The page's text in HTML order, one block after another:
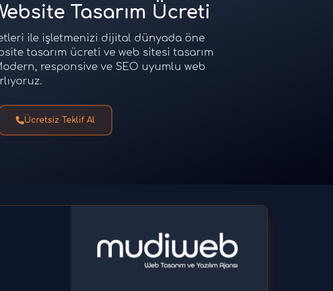
Tasarım Ücreti
ile işletmenizi dijital dünyada öne
tasarım ücreti ve web sitesi tasarım
responsive ve SEO uyumlu web
Ücretsiz Teklif Al